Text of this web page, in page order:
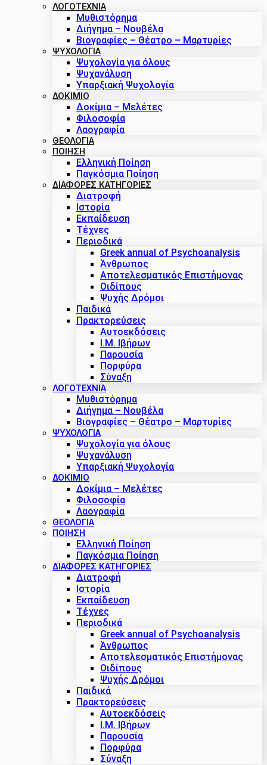
ΛΟΓΟΤΕΧΝΙΑ
Μυθιστόρημα
Διήγημα – Νουβέλα
Βιογραφίες – Θέατρο – Μαρτυρίες
ΨΥΧΟΛΟΓΙΑ
Ψυχολογία για όλους
Ψυχανάλυση
Υπαρξιακή Ψυχολογία
ΔΟΚΊΜΙΟ
Δοκίμια – Μελέτες
Φιλοσοφία
Λαογραφία
ΘΕΟΛΟΓΙΑ
ΠΟΙΗΣΗ
Ελληνική Ποίηση
Παγκόσμια Ποίηση
ΔΙΑΦΟΡΕΣ ΚΑΤΗΓΟΡΙΕΣ
Διατροφή
Ιστορία
Εκπαίδευση
Τέχνες
Περιοδικά
Greek annual of Psychoanalysis
Άνθρωπος
Αποτελεσματικός Επιστήμονας
Οιδίπους
Ψυχής Δρόμοι
Παιδικά
Πρακτoρεύσεις
Αυτοεκδόσεις
Ι.Μ. Ιβήρων
Παρουσία
Πορφύρα
Σύναξη
ΛΟΓΟΤΕΧΝΙΑ
Μυθιστόρημα
Διήγημα – Νουβέλα
Βιογραφίες – Θέατρο – Μαρτυρίες
ΨΥΧΟΛΟΓΙΑ
Ψυχολογία για όλους
Ψυχανάλυση
Υπαρξιακή Ψυχολογία
ΔΟΚΊΜΙΟ
Δοκίμια – Μελέτες
Φιλοσοφία
Λαογραφία
ΘΕΟΛΟΓΙΑ
ΠΟΙΗΣΗ
Ελληνική Ποίηση
Παγκόσμια Ποίηση
ΔΙΑΦΟΡΕΣ ΚΑΤΗΓΟΡΙΕΣ
Διατροφή
Ιστορία
Εκπαίδευση
Τέχνες
Περιοδικά
Greek annual of Psychoanalysis
Άνθρωπος
Αποτελεσματικός Επιστήμονας
Οιδίπους
Ψυχής Δρόμοι
Παιδικά
Πρακτoρεύσεις
Αυτοεκδόσεις
Ι.Μ. Ιβήρων
Παρουσία
Πορφύρα
Σύναξη